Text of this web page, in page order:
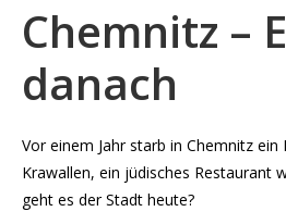
Chemnitz –
danach
Vor einem Jahr starb in Chemnitz ein
Krawallen, ein jüdisches Restaurant
geht es der Stadt heute?